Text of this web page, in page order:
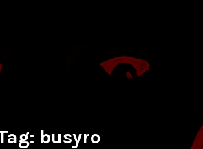
busyro